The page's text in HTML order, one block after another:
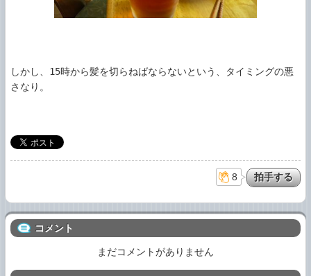
しかし、15時から髪を切らねばならないという、タイミングの悪
さなり。
8
コメント
まだコメントがありません